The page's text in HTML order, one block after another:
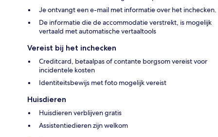
Je ontvangt een e-mail met informatie over het inchecken.
De informatie die de accommodatie verstrekt, is mogelijk
vertaald met automatische vertaaltools
Vereist bij het inchecken
Creditcard, betaalpas of contante borgsom vereist voor
incidentele kosten
Identiteitsbewijs met foto mogelijk vereist
Huisdieren
Huisdieren verblijven gratis
Assistentiedieren zijn welkom